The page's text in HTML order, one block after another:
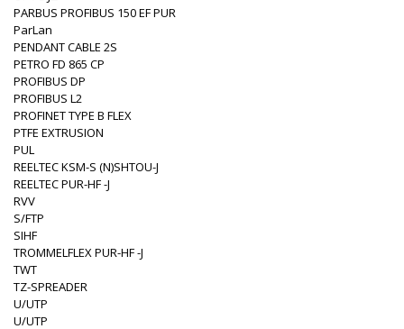
PARBUS PROFIBUS 150 EF PUR
ParLan
PENDANT CABLE 2S
PETRO FD 865 CP
PROFIBUS DP
PROFIBUS L2
PROFINET TYPE B FLEX
PTFE EXTRUSION
PUL
REELTEC KSM-S (N)SHTOU-J
REELTEC PUR-HF -J
RVV
S/FTP
SIHF
TROMMELFLEX PUR-HF -J
TWT
TZ-SPREADER
U/UTP
U/UTP